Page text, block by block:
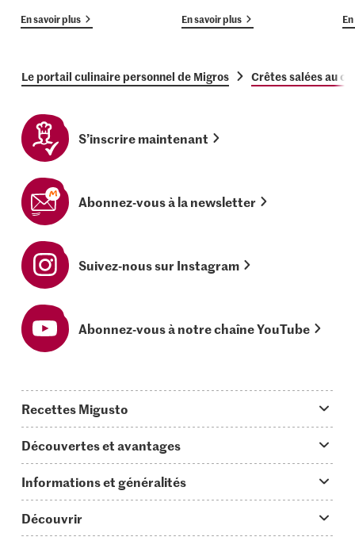
En savoir plus En savoir plus
Le portail culinaire personnel de Migros Crêtes salées au
S’inscrire maintenant
Abonnez-vous à la newsletter
Suivez-nous sur Instagram
Abonnez-vous à notre chaîne YouTube
Recettes Migusto
Idées de menus
Plats principaux
Simple & vite prêt
Découvertes et avantages
On en parle...
Tutoriels
Informations et généralités
Cuisiner avec Migusto
Découvrir